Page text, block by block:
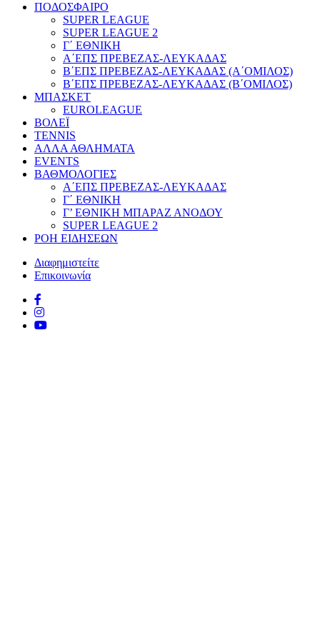
ΠΟΔΟΣΦΑΙΡΟ
SUPER LEAGUE
SUPER LEAGUE 2
Γ΄ ΕΘΝΙΚΗ
Α΄ΕΠΣ ΠΡΕΒΕΖΑΣ-ΛΕΥΚΑΔΑΣ
Β΄ΕΠΣ ΠΡΕΒΕΖΑΣ-ΛΕΥΚΑΔΑΣ (Α΄ΟΜΙΛΟΣ)
Β΄ΕΠΣ ΠΡΕΒΕΖΑΣ-ΛΕΥΚΑΔΑΣ (Β΄ΟΜΙΛΟΣ)
ΜΠΑΣΚΕΤ
EUROLEAGUE
ΒΟΛΕΪ
TENNIS
ΑΛΛΑ ΑΘΛΗΜΑΤΑ
EVENTS
ΒΑΘΜΟΛΟΓΙΕΣ
Α΄ΕΠΣ ΠΡΕΒΕΖΑΣ-ΛΕΥΚΑΔΑΣ
Γ΄ ΕΘΝΙΚΗ
Γ’ ΕΘΝΙΚΗ ΜΠΑΡΑΖ ΑΝΟΔΟΥ
SUPER LEAGUE 2
ΡΟΗ ΕΙΔΗΣΕΩΝ
Διαφημιστείτε
Επικοινωνία